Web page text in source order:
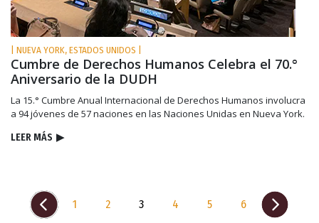
| NUEVA YORK, ESTADOS UNIDOS |
Cumbre de Derechos Humanos Celebra el 70.°
Aniversario de la DUDH
La 15.° Cumbre Anual Internacional de Derechos Humanos involucra
a 94 jóvenes de 57 naciones en las Naciones Unidas en Nueva York.
LEER MÁS ▶
1 2 3 4 5 6